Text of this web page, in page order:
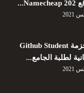
طريقة الحصول على حزمة Github Student